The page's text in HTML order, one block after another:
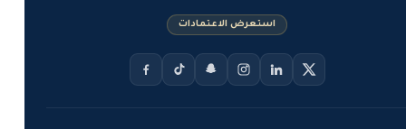
استعرض الاعتمادات